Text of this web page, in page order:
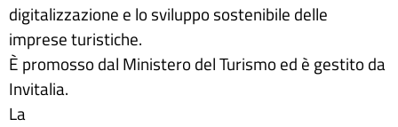
digitalizzazione e lo sviluppo sostenibile delle
imprese turistiche.
È promosso dal Ministero del Turismo ed è gestito da
Invitalia.
La